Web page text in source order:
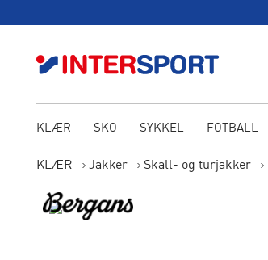
KLÆR SKO SYKKEL FOTBALL
KLÆR Jakker Skall- og turjakker